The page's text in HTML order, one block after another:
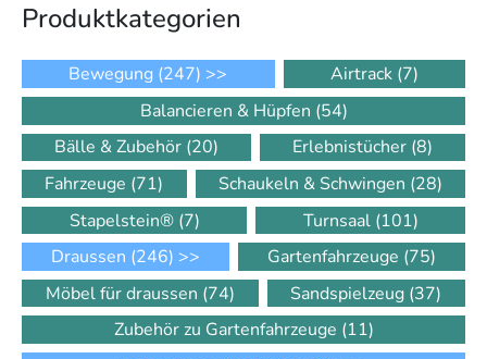
Produkt­kategorien
Bewegung (247) >> Airtrack (7)
Balancieren & Hüpfen (54)
Bälle & Zubehör (20) Erlebnistücher (8)
Fahrzeuge (71) Schaukeln & Schwingen (28)
Stapelstein® (7) Turnsaal (101)
Draussen (246) >> Gartenfahrzeuge (75)
Möbel für draussen (74) Sandspielzeug (37)
Zubehör zu Gartenfahrzeuge (11)